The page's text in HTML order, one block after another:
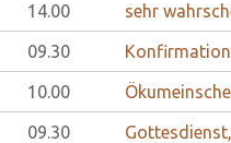
14.00 sehr
09.30
10.00
09.30